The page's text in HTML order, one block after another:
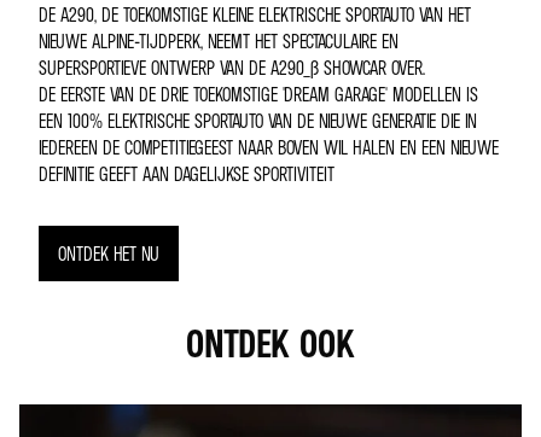
DE A290, DE TOEKOMSTIGE KLEINE ELEKTRISCHE SPORTAUTO VAN HET
NIEUWE ALPINE-TIJDPERK, NEEMT HET SPECTACULAIRE EN
SUPERSPORTIEVE ONTWERP VAN DE A290_Β SHOWCAR OVER.
DE EERSTE VAN DE DRIE TOEKOMSTIGE 'DREAM GARAGE' MODELLEN IS
EEN 100% ELEKTRISCHE SPORTAUTO VAN DE NIEUWE GENERATIE DIE IN
IEDEREEN DE COMPETITIEGEEST NAAR BOVEN WIL HALEN EN EEN NIEUWE
DEFINITIE GEEFT AAN DAGELIJKSE SPORTIVITEIT
ONTDEK HET NU
ONTDEK OOK